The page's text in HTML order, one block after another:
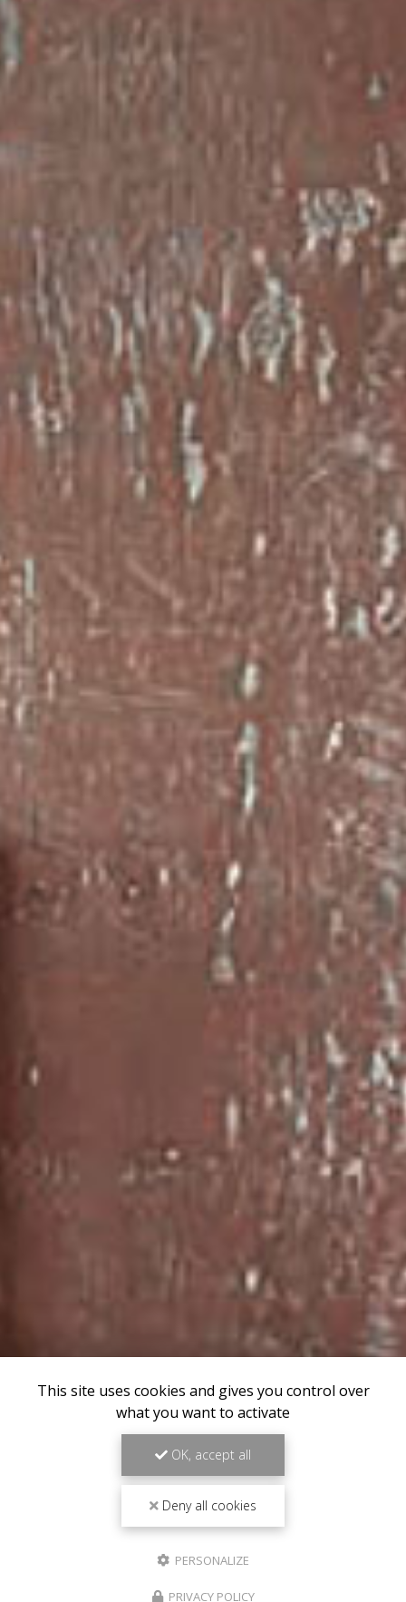
This site uses cookies and gives you control over
what you want to activate
OK, accept all
Deny all cookies
PERSONALIZE
PRIVACY POLICY